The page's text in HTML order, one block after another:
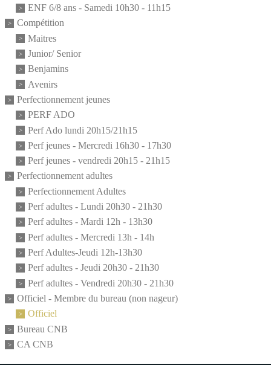
ENF 6/8 ans - Samedi 10h30 - 11h15
Compétition
Maitres
Junior/ Senior
Benjamins
Avenirs
Perfectionnement jeunes
PERF ADO
Perf Ado lundi 20h15/21h15
Perf jeunes - Mercredi 16h30 - 17h30
Perf jeunes - vendredi 20h15 - 21h15
Perfectionnement adultes
Perfectionnement Adultes
Perf adultes - Lundi 20h30 - 21h30
Perf adultes - Mardi 12h - 13h30
Perf adultes - Mercredi 13h - 14h
Perf Adultes-Jeudi 12h-13h30
Perf adultes - Jeudi 20h30 - 21h30
Perf adultes - Vendredi 20h30 - 21h30
Officiel - Membre du bureau (non nageur)
Officiel
Bureau CNB
CA CNB